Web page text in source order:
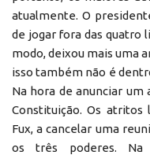
atualmente. O
de jogar fora das quatro
modo, deixou mais uma
isso também não é
Na hora de anunciar um
Constituição. Os atritos
Fux, a cancelar uma
os três poderes. Na